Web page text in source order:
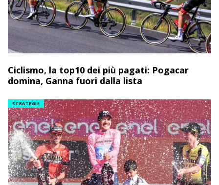
Ciclismo, la top10 dei più pagati: Pogacar
domina, Ganna fuori dalla lista
STRATEGIE